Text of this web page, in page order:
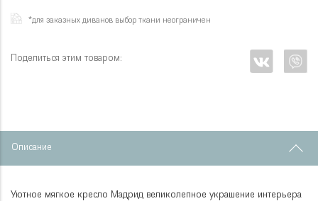
*для заказных диванов выбор ткани неограничен
Поделиться этим товаром:
Описание
Уютное мягкое кресло Мадрид великолепное украшение интерьера